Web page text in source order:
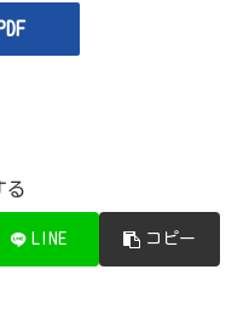
る
LINE コピー